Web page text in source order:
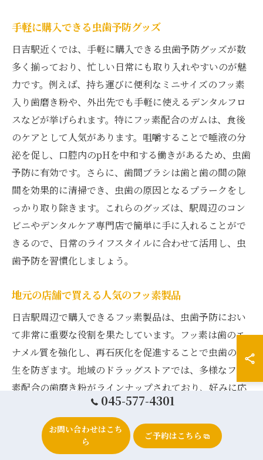
手軽に購入できる虫歯予防グッズ
日吉駅近くでは、手軽に購入できる虫歯予防グッズが数
多く揃っており、忙しい日常にも取り入れやすいのが魅
力です。例えば、持ち運びに便利なミニサイズのフッ素
入り歯磨き粉や、外出先でも手軽に使えるデンタルフロ
スなどが挙げられます。特にフッ素配合のガムは、食後
のケアとして人気があります。咀嚼することで唾液の分
泌を促し、口腔内のpHを中和する働きがあるため、虫歯
予防に有効です。さらに、歯間ブラシは歯と歯の間の隙
間を効果的に清掃でき、虫歯の原因となるプラークをし
っかり取り除きます。これらのグッズは、駅周辺のコン
ビニやデンタルケア専門店で簡単に手に入れることがで
きるので、日常のライフスタイルに合わせて活用し、虫
歯予防を習慣化しましょう。
地元の店舗で買える人気のフッ素製品
日吉駅周辺で購入できるフッ素製品は、虫歯予防におい
て非常に重要な役割を果たしています。フッ素は歯のエ
ナメル質を強化し、再石灰化を促進することで虫歯の発
生を防ぎます。地域のドラッグストアでは、多様なフッ
素配合の歯磨き粉がラインナップされており、好みに応
じて選ぶことができます。また、マウスウォッシュやフ
ッ素ジェルも人気があり、これらを日常的に使用するこ
とで、さらなる虫歯予防効果が期待できるでしょう。さ
045-577-4301
お問い合わせはこち
ら
ご予約はこちら